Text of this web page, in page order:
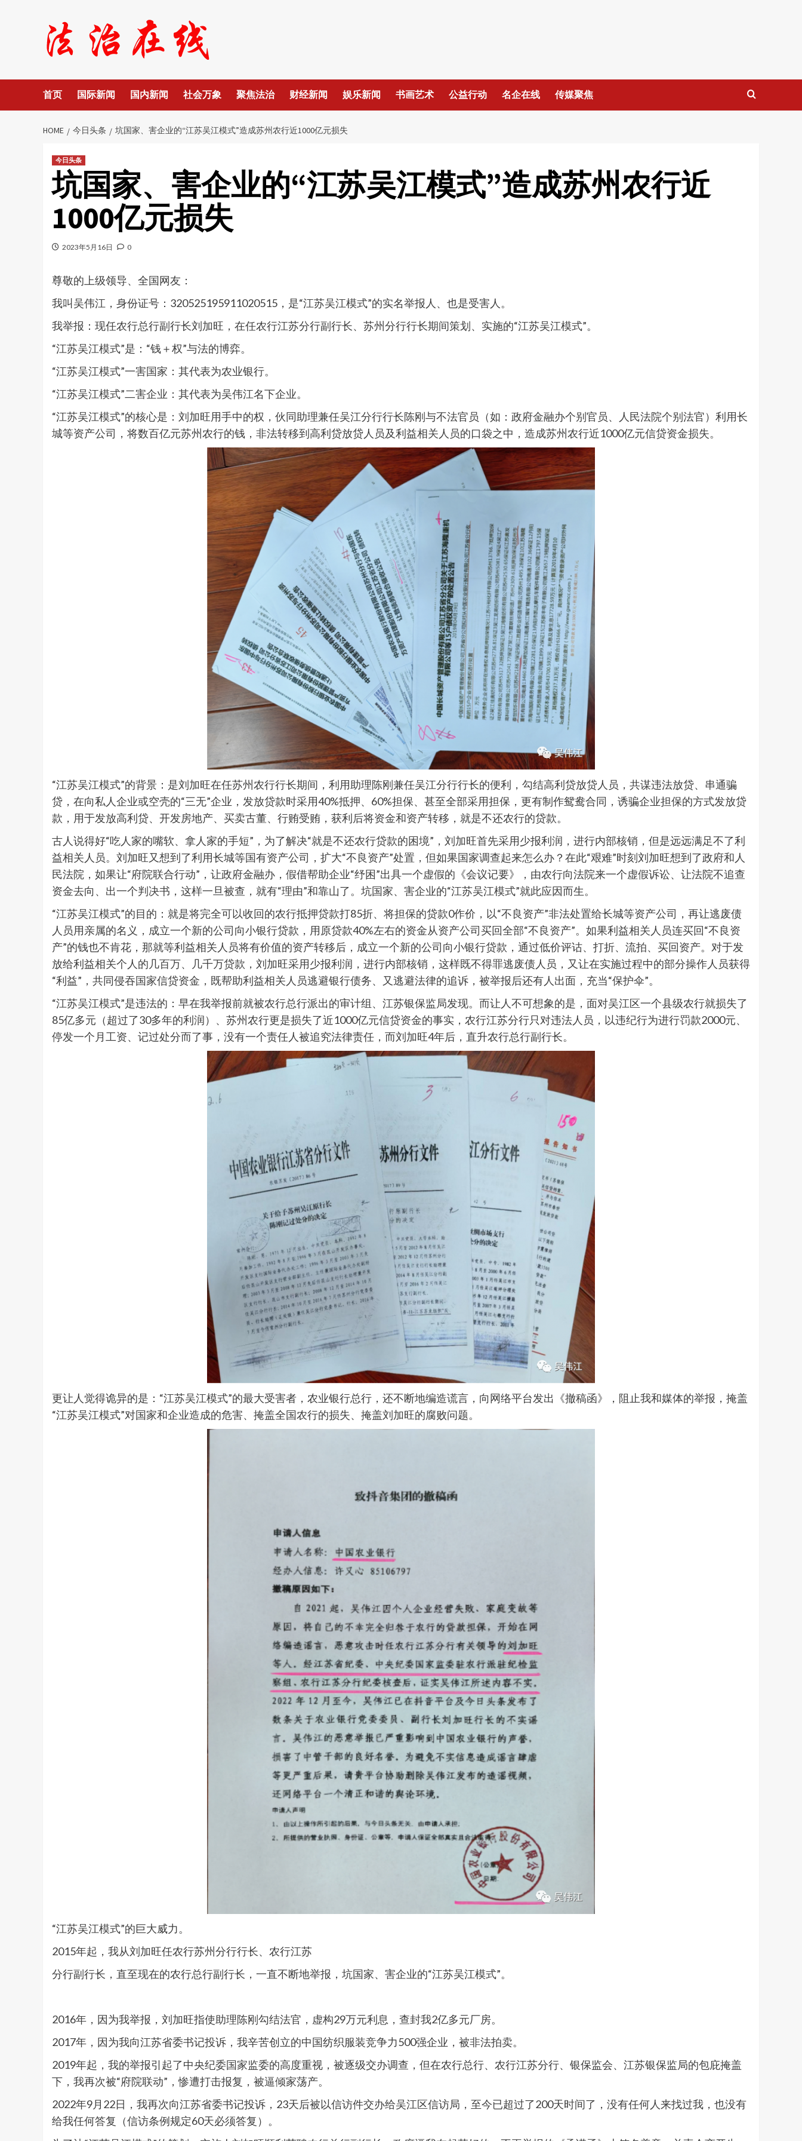
首页 国际新闻 国内新闻 社会万象 聚焦法治 财经新闻 娱乐新闻 书画艺术 公益行动 名企在线 传媒聚焦
HOME 今日头条 坑国家、害企业的“江苏吴江模式”造成苏州农行近1000亿元损失
今日头条
坑国家、害企业的“江苏吴江模式”造成苏州农行近
1000亿元损失
2023年5月16日 0
尊敬的上级领导、全国网友：
我叫吴伟江，身份证号：320525195911020515，是“江苏吴江模式”的实名举报人、也是受害人。
我举报：现任农行总行副行长刘加旺，在任农行江苏分行副行长、苏州分行行长期间策划、实施的“江苏吴江模式”。
“江苏吴江模式”是：“钱＋权”与法的博弈。
“江苏吴江模式”一害国家：其代表为农业银行。
“江苏吴江模式”二害企业：其代表为吴伟江名下企业。
“江苏吴江模式”的核心是：刘加旺用手中的权，伙同助理兼任吴江分行行长陈刚与不法官员（如：政府金融办个别官员、人民法院个别法官）利用长
城等资产公司，将数百亿元苏州农行的钱，非法转移到高利贷放贷人员及利益相关人员的口袋之中，造成苏州农行近1000亿元信贷资金损失。
“江苏吴江模式”的背景：是刘加旺在任苏州农行行长期间，利用助理陈刚兼任吴江分行行长的便利，勾结高利贷放贷人员，共谋违法放贷、串通骗
贷，在向私人企业或空壳的“三无”企业，发放贷款时采用40%抵押、60%担保、甚至全部采用担保，更有制作鸳鸯合同，诱骗企业担保的方式发放贷
款，用于发放高利贷、开发房地产、买卖古董、行贿受贿，获利后将资金和资产转移，就是不还农行的贷款。
古人说得好“吃人家的嘴软、拿人家的手短”，为了解决“就是不还农行贷款的困境”，刘加旺首先采用少报利润，进行内部核销，但是远远满足不了利
益相关人员。刘加旺又想到了利用长城等国有资产公司，扩大“不良资产”处置，但如果国家调查起来怎么办？在此“艰难”时刻刘加旺想到了政府和人
民法院，如果让“府院联合行动”，让政府金融办，假借帮助企业“纾困”出具一个虚假的《会议记要》，由农行向法院来一个虚假诉讼、让法院不追查
资金去向、出一个判决书，这样一旦被查，就有“理由”和靠山了。坑国家、害企业的“江苏吴江模式”就此应因而生。
“江苏吴江模式”的目的：就是将完全可以收回的农行抵押贷款打85折、将担保的贷款0作价，以“不良资产”非法处置给长城等资产公司，再让逃废债
人员用亲属的名义，成立一个新的公司向小银行贷款，用原贷款40%左右的资金从资产公司买回全部“不良资产”。如果利益相关人员连买回“不良资
产”的钱也不肯花，那就等利益相关人员将有价值的资产转移后，成立一个新的公司向小银行贷款，通过低价评诂、打折、流拍、买回资产。对于发
放给利益相关个人的几百万、几千万贷款，刘加旺采用少报利润，进行内部核销，这样既不得罪逃废债人员，又让在实施过程中的部分操作人员获得
“利益”，共同侵吞国家信贷资金，既帮助利益相关人员逃避银行债务、又逃避法律的追诉，被举报后还有人出面，充当“保护伞”。
“江苏吴江模式”是违法的：早在我举报前就被农行总行派出的审计组、江苏银保监局发现。而让人不可想象的是，面对吴江区一个县级农行就损失了
85亿多元（超过了30多年的利润）、苏州农行更是损失了近1000亿元信贷资金的事实，农行江苏分行只对违法人员，以违纪行为进行罚款2000元、
停发一个月工资、记过处分而了事，没有一个责任人被追究法律责任，而刘加旺4年后，直升农行总行副行长。
更让人觉得诡异的是：“江苏吴江模式”的最大受害者，农业银行总行，还不断地编造谎言，向网络平台发出《撤稿函》，阻止我和媒体的举报，掩盖
“江苏吴江模式”对国家和企业造成的危害、掩盖全国农行的损失、掩盖刘加旺的腐败问题。
“江苏吴江模式”的巨大威力。
2015年起，我从刘加旺任农行苏州分行行长、农行江苏
分行副行长，直至现在的农行总行副行长，一直不断地举报，坑国家、害企业的“江苏吴江模式”。
2016年，因为我举报，刘加旺指使助理陈刚勾结法官，虚构29万元利息，查封我2亿多元厂房。
2017年，因为我向江苏省委书记投诉，我辛苦创立的中国纺织服装竞争力500强企业，被非法拍卖。
2019年起，我的举报引起了中央纪委国家监委的高度重视，被逐级交办调查，但在农行总行、农行江苏分行、银保监会、江苏银保监局的包庇掩盖
下，我再次被“府院联动”，惨遭打击报复，被逼倾家荡产。
2022年9月22日，我再次向江苏省委书记投诉，23天后被以信访件交办给吴江区信访局，至今已超过了200天时间了，没有任何人来找过我，也没有
给我任何答复（信访条例规定60天必须答复）。